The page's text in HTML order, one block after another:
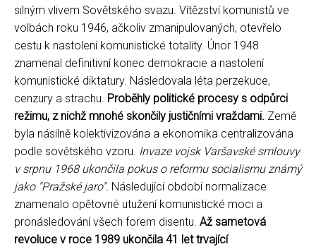
silným vlivem Sovětského svazu. Vítězství komunistů ve
volbách roku 1946, ačkoliv zmanipulovaných, otevřelo
cestu k nastolení komunistické totality. Únor 1948
znamenal definitivní konec demokracie a nastolení
komunistické diktatury. Následovala léta perzekuce,
cenzury a strachu. Proběhly politické procesy s odpůrci
režimu, z nichž mnohé skončily justičními vraždami. Země
byla násilně kolektivizována a ekonomika centralizována
podle sovětského vzoru. Invaze vojsk Varšavské smlouvy
v srpnu 1968 ukončila pokus o reformu socialismu známý
jako "Pražské jaro". Následující období normalizace
znamenalo opětovné utužení komunistické moci a
pronásledování všech forem disentu. Až sametová
revoluce v roce 1989 ukončila 41 let trvající